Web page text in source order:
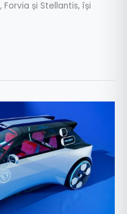
și Stellantis, își